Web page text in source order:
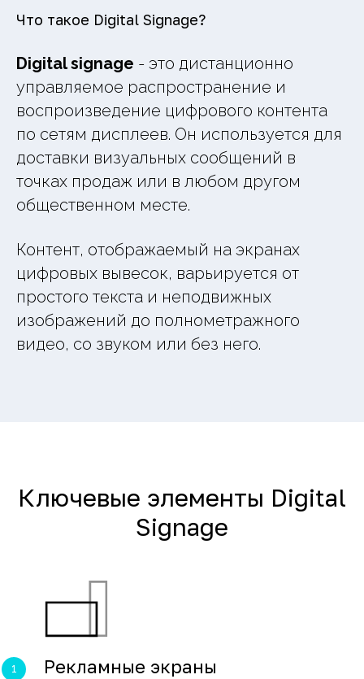
Что такое Digital Signage?
Digital signage - это дистанционно
управляемое распространение и
воспроизведение цифрового контента
по сетям дисплеев. Он используется для
доставки визуальных сообщений в
точках продаж или в любом другом
общественном месте.
Контент, отображаемый на экранах
цифровых вывесок, варьируется от
простого текста и неподвижных
изображений до полнометражного
видео, со звуком или без него.
Ключевые элементы Digital
Signage
Рекламные экраны